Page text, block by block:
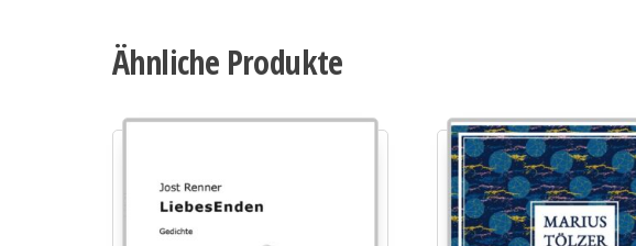
Ähnliche Produkte